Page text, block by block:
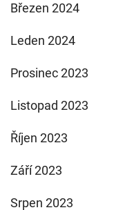
Březen 2024
Leden 2024
Prosinec 2023
Listopad 2023
Říjen 2023
Září 2023
Srpen 2023